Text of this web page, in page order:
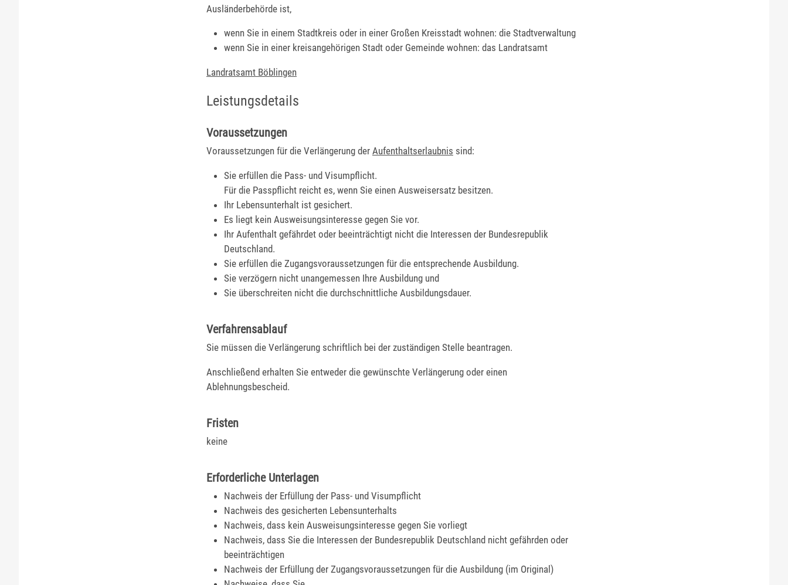
Ausländerbehörde ist,
wenn Sie in einem Stadtkreis oder in einer Großen Kreisstadt wohnen: die Stadtverwaltung
wenn Sie in einer kreisangehörigen Stadt oder Gemeinde wohnen: das Landratsamt
Landratsamt Böblingen
Leistungsdetails
Voraussetzungen
Voraussetzungen für die Verlängerung der Aufenthaltserlaubnis sind:
Sie erfüllen die Pass- und Visumpflicht.
Für die Passpflicht reicht es, wenn Sie einen Ausweisersatz besitzen.
Ihr Lebensunterhalt ist gesichert.
Es liegt kein Ausweisungsinteresse gegen Sie vor.
Ihr Aufenthalt gefährdet oder beeinträchtigt nicht die Interessen der Bundesrepublik
Deutschland.
Sie erfüllen die Zugangsvoraussetzungen für die entsprechende Ausbildung.
Sie verzögern nicht unangemessen Ihre Ausbildung und
Sie überschreiten nicht die durchschnittliche Ausbildungsdauer.
Verfahrensablauf
Sie müssen die Verlängerung schriftlich bei der zuständigen Stelle beantragen.
Anschließend erhalten Sie entweder die gewünschte Verlängerung oder einen
Ablehnungsbescheid.
Fristen
keine
Erforderliche Unterlagen
Nachweis der Erfüllung der Pass- und Visumpflicht
Nachweis des gesicherten Lebensunterhalts
Nachweis, dass kein Ausweisungsinteresse gegen Sie vorliegt
Nachweis, dass Sie die Interessen der Bundesrepublik Deutschland nicht gefährden oder
beeinträchtigen
Nachweis der Erfüllung der Zugangsvoraussetzungen für die Ausbildung (im Original)